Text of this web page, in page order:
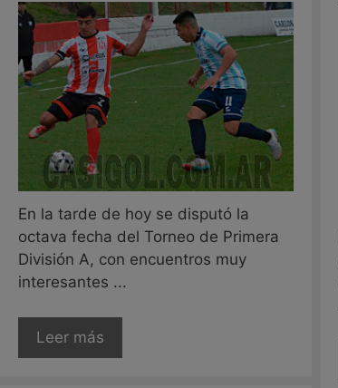
En la tarde de hoy se disputó la
octava fecha del Torneo de Primera
División A, con encuentros muy
interesantes ...
Leer más